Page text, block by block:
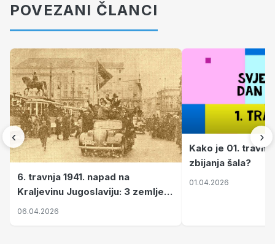
POVEZANI ČLANCI
‹
6. travnja 1941. napad na
Kraljevinu Jugoslaviju: 3 zemlje
nastale njenim raspadom
06.04.2026
Kako je 01.
zbijanja šala?
01.04.2026
›